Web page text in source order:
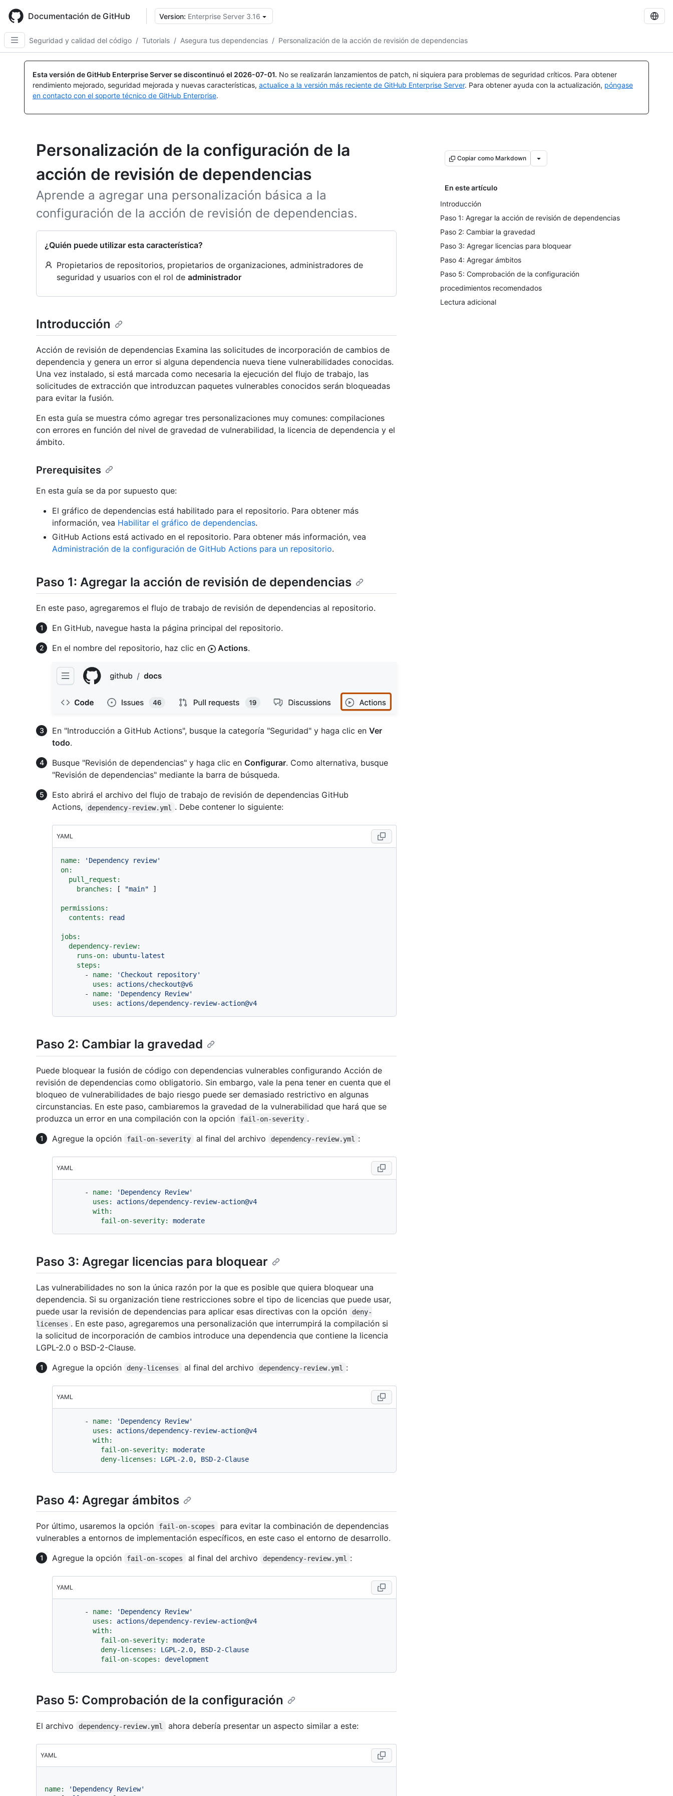
main
content
Documentación de GitHub Version: Enterprise Server 3.16
Seguridad y calidad del código / Tutorials / Asegura tus dependencias / Personalización de la acción de revisión de dependencias
Esta versión de GitHub Enterprise Server se discontinuó el 2026-07-01. No se realizarán lanzamientos de patch, ni siquiera para problemas de seguridad críticos. Para obtener
rendimiento mejorado, seguridad mejorada y nuevas características, actualice a la versión más reciente de GitHub Enterprise Server. Para obtener ayuda con la actualización, póngase
en contacto con el soporte técnico de GitHub Enterprise.
Personalización de la configuración de la
acción de revisión de dependencias
Aprende a agregar una personalización básica a la
configuración de la acción de revisión de dependencias.
¿Quién puede utilizar esta característica?
Propietarios de repositorios, propietarios de organizaciones, administradores de
seguridad y usuarios con el rol de administrador
Copiar como Markdown
En este artículo
Introducción
Paso 1: Agregar la acción de revisión de dependencias
Paso 2: Cambiar la gravedad
Paso 3: Agregar licencias para bloquear
Paso 4: Agregar ámbitos
Paso 5: Comprobación de la configuración
procedimientos recomendados
Lectura adicional
Introducción
Acción de revisión de dependencias Examina las solicitudes de incorporación de cambios de
dependencia y genera un error si alguna dependencia nueva tiene vulnerabilidades conocidas.
Una vez instalado, si está marcada como necesaria la ejecución del flujo de trabajo, las
solicitudes de extracción que introduzcan paquetes vulnerables conocidos serán bloqueadas
para evitar la fusión.
En esta guía se muestra cómo agregar tres personalizaciones muy comunes: compilaciones
con errores en función del nivel de gravedad de vulnerabilidad, la licencia de dependencia y el
ámbito.
Prerequisites
En esta guía se da por supuesto que:
El gráfico de dependencias está habilitado para el repositorio. Para obtener más
información, vea Habilitar el gráfico de dependencias.
GitHub Actions está activado en el repositorio. Para obtener más información, vea
Administración de la configuración de GitHub Actions para un repositorio.
Paso 1: Agregar la acción de revisión de dependencias
En este paso, agregaremos el flujo de trabajo de revisión de dependencias al repositorio.
En GitHub, navegue hasta la página principal del repositorio.
En el nombre del repositorio, haz clic en
Actions.
En "Introducción a GitHub Actions", busque la categoría "Seguridad" y haga clic en Ver
todo.
Busque "Revisión de dependencias" y haga clic en Configurar. Como alternativa, busque
"Revisión de dependencias" mediante la barra de búsqueda.
Esto abrirá el archivo del flujo de trabajo de revisión de dependencias GitHub
Actions,
dependency-review.yml . Debe contener lo siguiente:
YAML
name:
'Dependency review'
on:
pull_request:
branches:
[ "main" ]
permissions:
contents:
read
jobs:
dependency-review:
runs-on:
ubuntu-latest
steps:
-
name:
'Checkout repository'
uses:
actions/checkout@v6
-
name:
'Dependency Review'
uses:
actions/dependency-review-action@v4
Paso 2: Cambiar la gravedad
Puede bloquear la fusión de código con dependencias vulnerables configurando Acción de
revisión de dependencias como obligatorio. Sin embargo, vale la pena tener en cuenta que el
bloqueo de vulnerabilidades de bajo riesgo puede ser demasiado restrictivo en algunas
circunstancias. En este paso, cambiaremos la gravedad de la vulnerabilidad que hará que se
produzca un error en una compilación con la opción
fail-on-severity .
Agregue la opción
fail-on-severity al final del archivo dependency-review.yml :
YAML
- name:
'Dependency Review'
uses:
actions/dependency-review-action@v4
with:
fail-on-severity:
moderate
Paso 3: Agregar licencias para bloquear
Las vulnerabilidades no son la única razón por la que es posible que quiera bloquear una
dependencia. Si su organización tiene restricciones sobre el tipo de licencias que puede usar,
puede usar la revisión de dependencias para aplicar esas directivas con la opción
deny-
licenses . En este paso, agregaremos una personalización que interrumpirá la compilación si
la solicitud de incorporación de cambios introduce una dependencia que contiene la licencia
LGPL-2.0 o BSD-2-Clause.
Agregue la opción
deny-licenses al final del archivo dependency-review.yml :
YAML
- name:
'Dependency Review'
uses:
actions/dependency-review-action@v4
with:
fail-on-severity:
moderate
deny-licenses:
LGPL-2.0, BSD-2-Clause
Paso 4: Agregar ámbitos
Por último, usaremos la opción fail-on-scopes
para evitar la combinación de dependencias
vulnerables a entornos de implementación específicos, en este caso el entorno de desarrollo.
Agregue la opción
fail-on-scopes al final del archivo dependency-review.yml :
YAML
- name:
'Dependency Review'
uses:
actions/dependency-review-action@v4
with:
fail-on-severity:
moderate
deny-licenses:
LGPL-2.0,
BSD-2-Clause
fail-on-scopes:
development
Paso 5: Comprobación de la configuración
El archivo dependency-review.yml ahora debería presentar un aspecto similar a este:
YAML
name:
'Dependency Review'